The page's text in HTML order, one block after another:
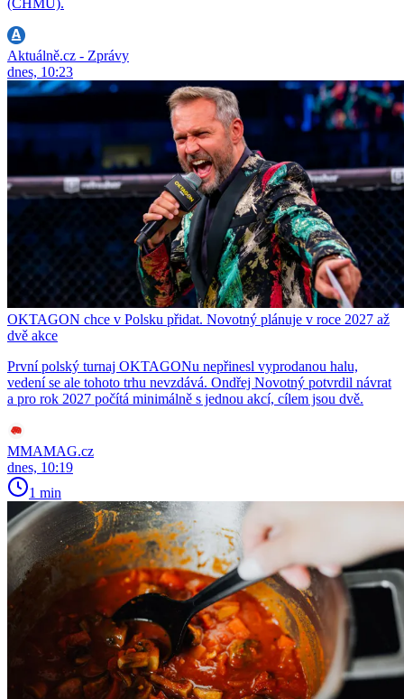
(ČHMÚ).
Aktuálně.cz - Zprávy
dnes, 10:23
OKTAGON chce v Polsku přidat. Novotný plánuje v roce 2027 až
dvě akce
První polský turnaj OKTAGONu nepřinesl vyprodanou halu,
vedení se ale tohoto trhu nevzdává. Ondřej Novotný potvrdil návrat
a pro rok 2027 počítá minimálně s jednou akcí, cílem jsou dvě.
MMAMAG.cz
dnes, 10:19
1 min